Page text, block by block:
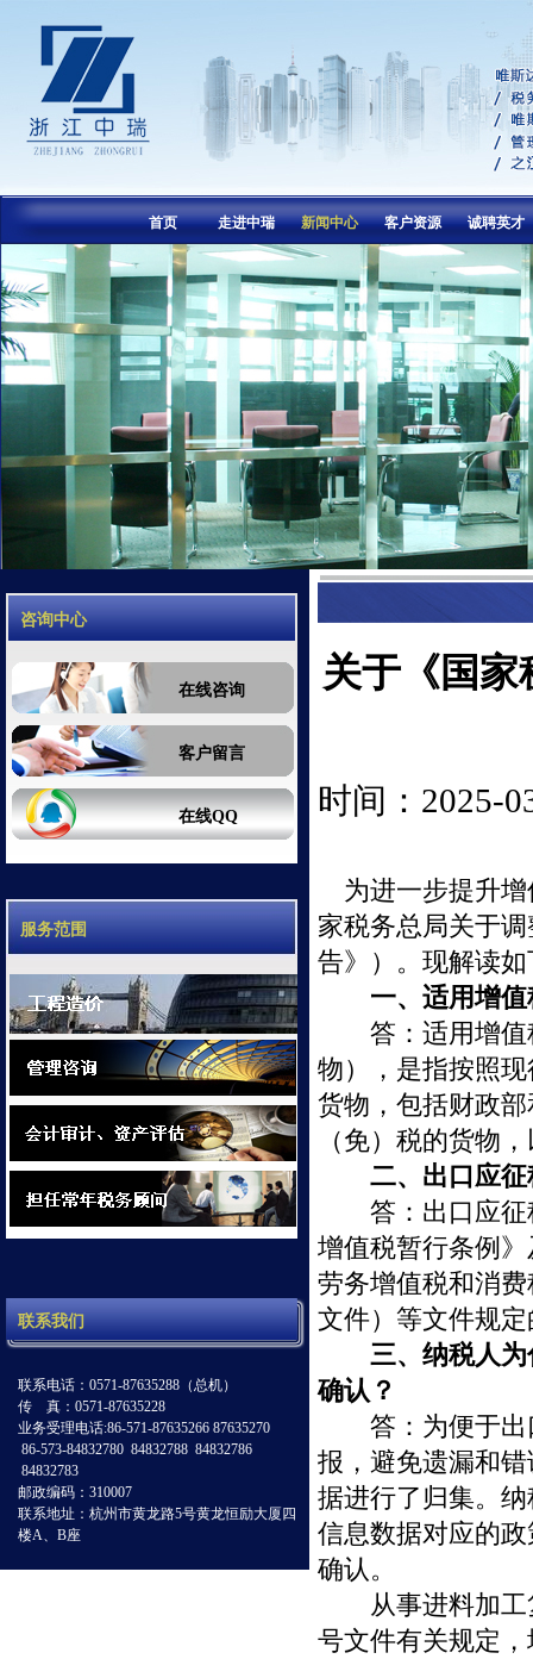
首页 走进中瑞 新闻中心 客户资源 诚聘英才
咨询中心
在线咨询
客户留言
在线QQ
服务范围
联系我们
联系电话：0571-87635288（总机）
传 真：0571-87635228
业务受理电话:86-571-87635266 87635270
86-573-84832780 84832788 84832786
84832783
邮政编码：310007
联系地址：杭州市黄龙路5号黄龙恒励大厦四
楼A、B座
关于《国家
时间：2025-
为进一步提升增
家税务总局关于
告》）。现解读
一、适用增
答：适用增值
物），是指按照
货物，包括财政
（免）税的货物
二、出口应
答：出口应征
增值税暂行条例
劳务增值税和消
文件）等文件规
三、纳税人
确认？
答：为便于出
报，避免遗漏和
据进行了归集。
信息数据对应的
确认。
从事进料加工
号文件有关规定